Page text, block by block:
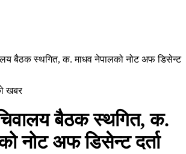
बैठक स्थगित, क. माधव नेपालको नोट अफ डिसेन्ट
खबर
बैठक स्थगित, क.
नोट अफ डिसेन्ट दर्ता